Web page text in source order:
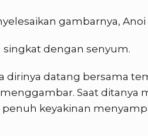
gambarnya,
singkat dengan senyum.
dirinya datang bersama
Saat ditanya
keyakinan